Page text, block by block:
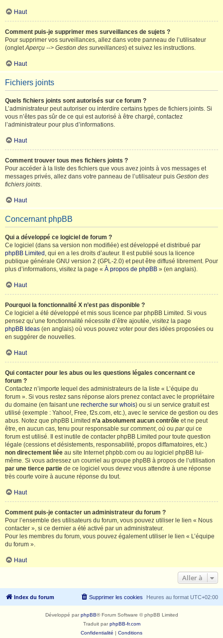
Haut
Comment puis-je supprimer mes surveillances de sujets ?
Pour supprimer vos surveillances, allez dans votre panneau de l’utilisateur
(ongletAperçu --> Gestion des surveillances) et suivez les instructions.
Haut
Fichiers joints
Quels fichiers joints sont autorisés sur ce forum ?
L’administrateur peut autoriser ou interdire certains types de fichiers joints. Si
vous n’êtes pas sûr de ce qui est autorisé à être chargé, contactez
l’administrateur pour plus d’informations.
Haut
Comment trouver tous mes fichiers joints ?
Pour accéder à la liste des fichiers que vous avez joints à vos messages et
messages privés, allez dans votre panneau de l’utilisateur puis Gestion des
fichiers joints.
Haut
Concernant phpBB
Qui a développé ce logiciel de forum ?
Ce logiciel (dans sa version non modifiée) est développé et distribué par
phpBB Limited , qui en a les droits d’auteur. Il est publié sous la licence
publique générale GNU version 2 (GPL-2.0) et peut être diffusé librement. Pour
plus d’informations, visitez la page « À propos de phpBB » (en anglais).
Haut
Pourquoi la fonctionnalité X n’est pas disponible ?
Ce logiciel a été développé et mis sous licence par phpBB Limited. Si vous
pensez qu’une fonctionnalité nécessite d’être ajoutée, visitez la page
phpBB Ideas (en anglais) où vous pouvez voter pour des idées proposées ou
en suggérer de nouvelles.
Haut
Qui contacter pour les abus ou les questions légales concernant ce
forum ?
Contactez n’importe lequel des administrateurs de la liste « L’équipe du
forum ». Si vous restez sans réponse alors prenez contact avec le propriétaire
du domaine (en faisant une recherche sur whois) ou si un service gratuit est
utilisé (exemple : Yahoo!, Free, f2s.com, etc.), avec le service de gestion ou des
abus. Notez que phpBB Limited n’a absolument aucun contrôle et ne peut
être, en aucun cas, tenu pour responsable sur comment, où ou par qui ce
forum est utilisé. Il est inutile de contacter phpBB Limited pour toute question
légale (cessions et désistements, responsabilité, propos diffamatoires, etc.)
non directement liée au site Internet phpbb.com ou au logiciel phpBB lui-
même. Si vous adressez un courriel au groupe phpBB à propos de l’utilisation
par une tierce partie de ce logiciel vous devez vous attendre à une réponse
très courte voire à aucune réponse du tout.
Haut
Comment puis-je contacter un administrateur du forum ?
Pour l’ensemble des utilisateurs du forum, vous pouvez utiliser le lien « Nous
contacter », si ce dernier a été activé par un administrateur.
Pour les membres du forum, vous pouvez également utiliser le lien « L’équipe
du forum ».
Haut
Aller à
Index du forum Heures au format UTC+02:00
Supprimer les cookies
Développé parphpBB® Forum Software © phpBB Limited
Traduit parphpBB-fr.com
Confidentialité | Conditions